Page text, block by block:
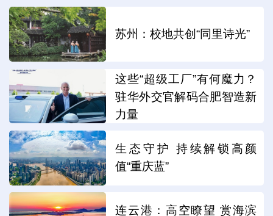
苏州：校地共创“同里诗光”
这些“超级工厂”有何魔力？
驻华外交官解码合肥智造新
力量
生态守护 持续解锁高颜
值“重庆蓝”
连云港：高空瞭望 赏海滨